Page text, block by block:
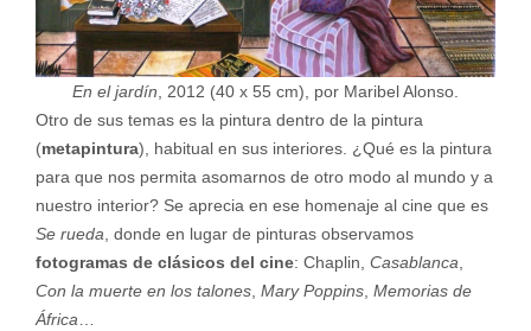
En el jardín , 2012 (40 x 55 cm), por Maribel Alonso.
Otro de sus temas es la pintura dentro de la pintura
(metapintura), habitual en sus interiores. ¿Qué es la pintura
para que nos permita asomarnos de otro modo al mundo y a
nuestro interior? Se aprecia en ese homenaje al cine que es
Se rueda , donde en lugar de pinturas observamos
fotogramas de clásicos del cine: Chaplin, Casablanca
Con la muerte en los talones, Mary Poppins, Memorias de
África